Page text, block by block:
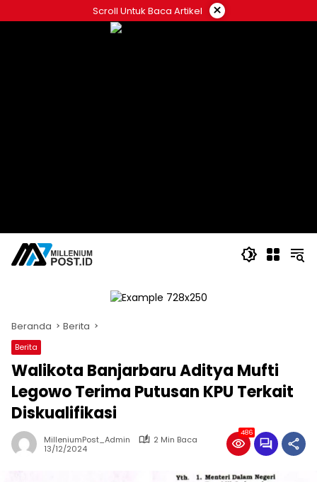
ke
Scroll Untuk Baca Artikel ×
Beranda Berita
Berita
Walikota Banjarbaru Aditya Mufti
Legowo Terima Putusan KPU Terkait
Diskualifikasi
MilleniumPost_Admin
2 Min Baca
13/12/2024
486